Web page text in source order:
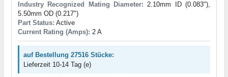
Industry Recognized Mating Diameter: 2.10mm ID (0.083"),
5.50mm OD (0.217")
Part Status: Active
Current Rating (Amps): 2 A
auf Bestellung 27516 Stücke:
Lieferzeit 10-14 Tag (e)